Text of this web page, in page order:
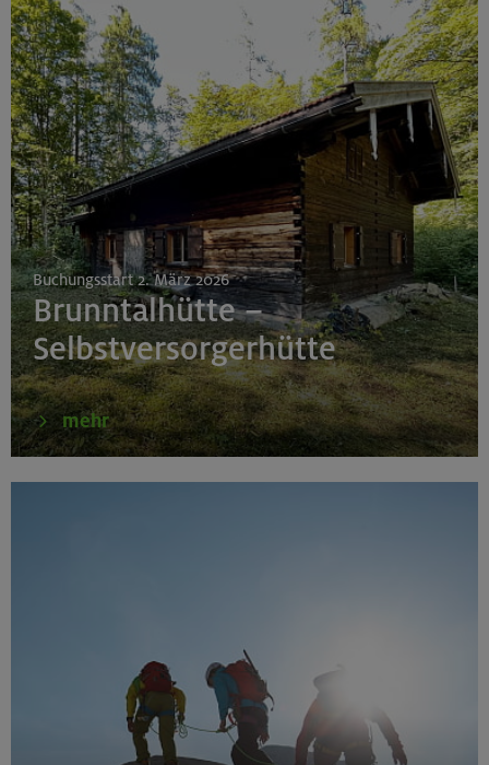
Buchungsstart 2. März 2026
Brunntalhütte –
Selbstversorgerhütte
mehr